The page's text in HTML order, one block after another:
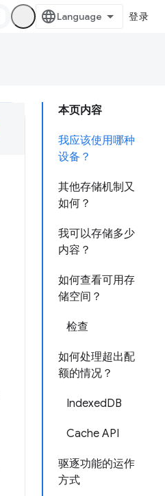
登录
本页内容
我应该使用哪种
设备？
其他存储机制又
如何？
我可以存储多少
内容？
如何查看可用存
储空间？
检查
如何处理超出配
额的情况？
IndexedDB
Cache API
驱逐功能的运作
方式